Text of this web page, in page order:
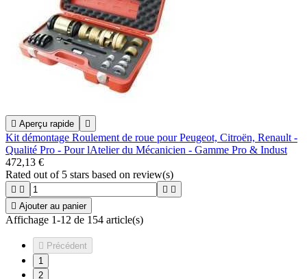
 Aperçu rapide 
Kit démontage Roulement de roue pour Peugeot, Citroën, Renault -
Qualité Pro - Pour lAtelier du Mécanicien - Gamme Pro & Indust
472,13 €
Rated out of 5 stars based on review(s)
   
 Ajouter au panier
Affichage 1-12 de 154 article(s)
 Précédent
1
2